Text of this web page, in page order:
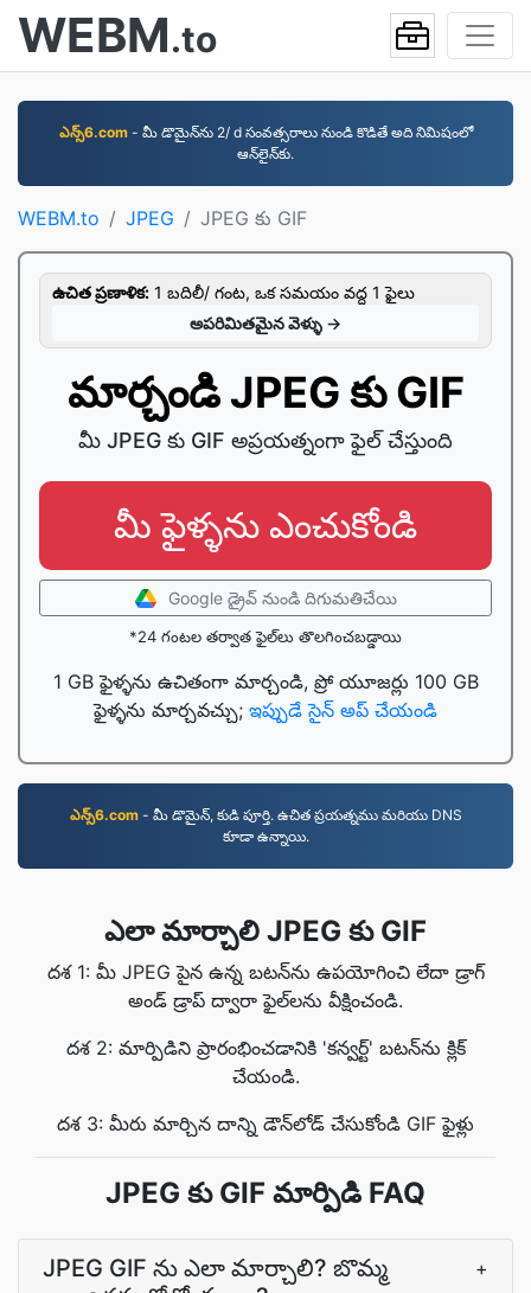
WEBM.to
ఎన్స్6.com- మీ డొమైన్‌ను 2/ d సంవత్సరాలు నుండి కొడితే అది నిమిషంలో
ఆన్‌లైన్‌కు.
WEBM.to JPEG JPEG కు GIF
ఉచిత ప్రణాళిక: 1 బదిలీ/ గంట, ఒక సమయం వద్ద 1 ఫైలు
అపరిమితమైన వెళ్ళు →
మార్చండి JPEG కు GIF
మీ JPEG కు GIF అప్రయత్నంగా ఫైల్ చేస్తుంది
మీ ఫైళ్ళను ఎంచుకోండి
Google డ్రైవ్ నుండి దిగుమతిచేయి
*24 గంటల తర్వాత ఫైల్‌లు తొలగించబడ్డాయి
1 GB ఫైళ్ళను ఉచితంగా మార్చండి, ప్రో యూజర్లు 100 GB
ఫైళ్ళను మార్చవచ్చు; ఇప్పుడే సైన్ అప్ చేయండి
ఎన్స్6.com- మీ డొమైన్, కుడి పూర్తి. ఉచిత ప్రయత్నము మరియు DNS
కూడా ఉన్నాయి.
ఎలా మార్చాలి JPEG కు GIF
దశ 1: మీ JPEG పైన ఉన్న బటన్‌ను ఉపయోగించి లేదా డ్రాగ్
అండ్ డ్రాప్ ద్వారా ఫైల్‌లను వీక్షించండి.
దశ 2: మార్పిడిని ప్రారంభించడానికి 'కన్వర్ట్' బటన్‌ను క్లిక్
చేయండి.
దశ 3: మీరు మార్చిన దాన్ని డౌన్‌లోడ్ చేసుకోండి GIF ఫైళ్లు
JPEG కు GIF మార్పిడి FAQ
JPEG GIF ను ఎలా మార్చాలి? బొమ్మ
+